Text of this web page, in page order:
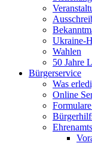
Ukraine-
Wahlen
50 Jahre
Bürgerservice
Was
Online